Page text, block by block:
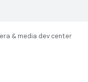
& media dev center